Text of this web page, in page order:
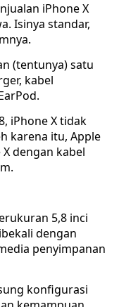
iPhone X
Isinya standar,
(tentunya) satu
kabel
iPhone X tidak
karena itu, Apple
dengan kabel
5,8 inci
dengan
penyimpanan
konfigurasi